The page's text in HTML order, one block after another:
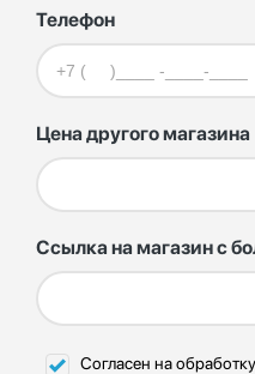
Телефон
Цена другого магазина
Ссылка на магазин с
Согласен на обработку